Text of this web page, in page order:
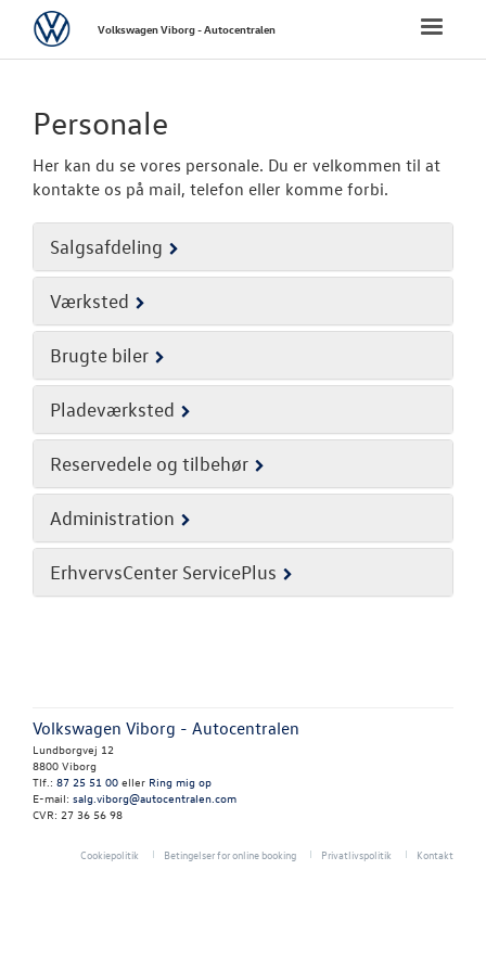
VÆRKSTED
SKADECENTER
RESERVEDELE
TILBEHØR
Betingelser
Toggle
VolkswagenVolkswagen Viborg - Autocentralen
Personale
Her kan du se vores personale. Du er velkommen til at
kontakte os på mail, telefon eller komme forbi.
Salgsafdeling
Værksted
Brugte biler
Pladeværksted
Reservedele og tilbehør
Administration
ErhvervsCenter ServicePlus
Volkswagen Viborg - Autocentralen
Lundborgvej 12
8800 Viborg
Tlf.: 87 25 51 00 eller Ring mig op
E-mail: salg.viborg@autocentralen.com
CVR: 27 36 56 98
Cookiepolitik Betingelser for online booking Privatlivspolitik Kontakt